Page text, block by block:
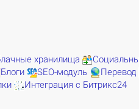
хранилища
Блоги SEO-модуль Перевод
Интеграция с Битрикс24